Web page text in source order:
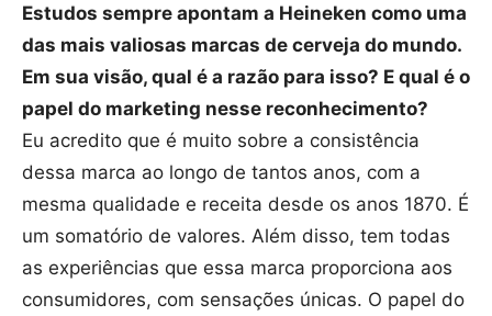
Estudos sempre apontam a Heineken como uma
das mais valiosas marcas de cerveja do mundo.
Em sua visão, qual é a razão para isso? E qual é o
papel do marketing nesse reconhecimento?
Eu acredito que é muito sobre a consistência
dessa marca ao longo de tantos anos, com a
mesma qualidade e receita desde os anos 1870. É
um somatório de valores. Além disso, tem todas
as experiências que essa marca proporciona aos
consumidores, com sensações únicas. O papel do